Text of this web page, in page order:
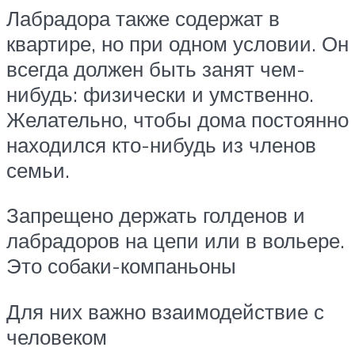
Лабрадора также содержат в
квартире, но при одном условии. Он
всегда должен быть занят чем-
нибудь: физически и умственно.
Желательно, чтобы дома постоянно
находился кто-нибудь из членов
семьи.
Запрещено держать голденов и
лабрадоров на цепи или в вольере.
Это собаки-компаньоны
Для них важно взаимодействие с
человеком